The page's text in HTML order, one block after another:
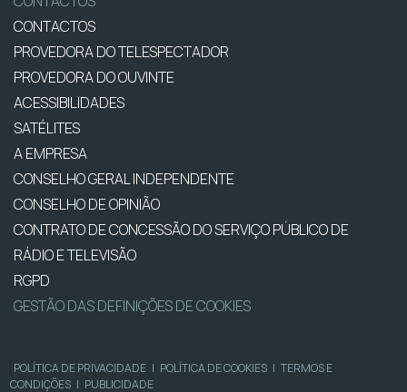
CONTACTOS
PROVEDORA DO TELESPECTADOR
PROVEDORA DO OUVINTE
ACESSIBILIDADES
SATÉLITES
A EMPRESA
CONSELHO GERAL INDEPENDENTE
CONSELHO DE OPINIÃO
CONTRATO DE CONCESSÃO DO SERVIÇO PÚBLICO DE
RÁDIO E TELEVISÃO
RGPD
GESTÃO DAS DEFINIÇÕES DE COOKIES
POLÍTICA DE PRIVACIDADE | POLÍTICA DE COOKIES | TERMOS E
CONDIÇÕES | PUBLICIDADE